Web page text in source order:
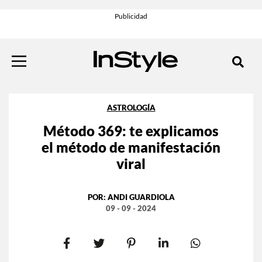
ASTROLOGÍA
Método 369: te explicamos
el método de manifestación
viral
POR: ANDI GUARDIOLA
09 - 09 - 2024